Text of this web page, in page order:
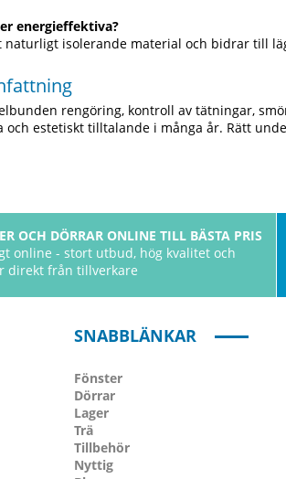
energieffektiva?
naturligt isolerande material och bidrar till
rengöring, kontroll av tätningar,
och estetiskt tilltalande i många år. Rätt
OCH DÖRRAR ONLINE TILL BÄSTA PRIS
online - stort utbud, hög kvalitet och
direkt från tillverkare
SNABBLÄNKAR
Fönster
Dörrar
Lager
Trä
Tillbehör
Nyttig